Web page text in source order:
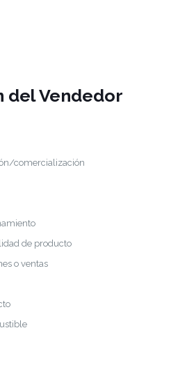
del Vendedor
comercialización
de producto
o ventas